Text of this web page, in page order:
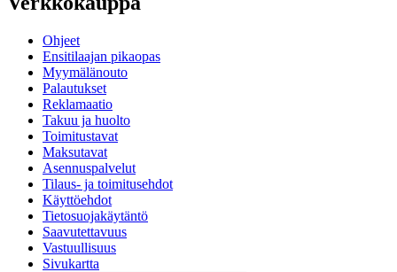
Ohjeet
Ensitilaajan pikaopas
Myymälänouto
Palautukset
Reklamaatio
Takuu ja huolto
Toimitustavat
Maksutavat
Asennuspalvelut
Tilaus- ja toimitusehdot
Käyttöehdot
Tietosuojakäytäntö
Saavutettavuus
Vastuullisuus
Sivukartta